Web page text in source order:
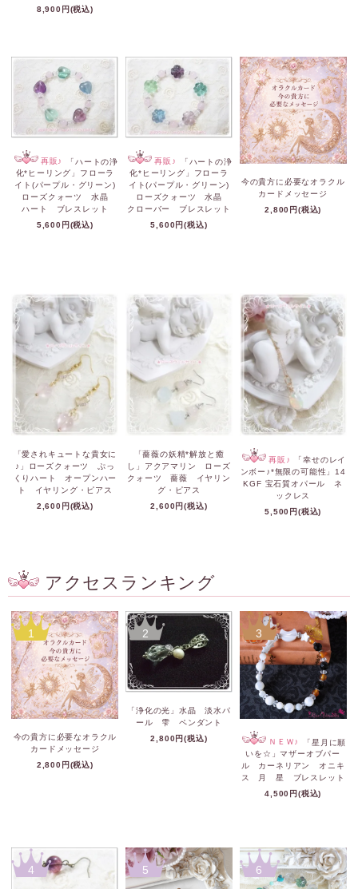
8,900円(税込)
再販♪
「ハートの浄
化*ヒーリング」フローラ
イト(パープル・グリーン)
ローズクォーツ 水晶
ハート ブレスレット
5,600円(税込)
再販♪
「ハートの浄
化*ヒーリング」フローラ
イト(パープル・グリーン)
ローズクォーツ 水晶
クローバー ブレスレット
5,600円(税込)
今の貴方に必要なオラクル
カードメッセージ
2,800円(税込)
「愛されキュートな貴女に
♪」ローズクォーツ ぷっ
くりハート オープンハー
ト イヤリング・ピアス
2,600円(税込)
「薔薇の妖精*解放と癒
し」アクアマリン ローズ
クォーツ 薔薇 イヤリン
グ・ピアス
2,600円(税込)
再販♪
「幸せのレイ
ンボー♪*無限の可能性」14
KGF 宝石質オパール ネ
ックレス
5,500円(税込)
アクセスランキング
1
今の貴方に必要なオラクル
カードメッセージ
2,800円(税込)
2
「浄化の光」水晶 淡水パ
ール 雫 ペンダント
2,800円(税込)
3
ＮＥＷ♪
「星月に願
いを☆」マザーオブパー
ル カーネリアン オニキ
ス 月 星 ブレスレット
4,500円(税込)
4 5 6